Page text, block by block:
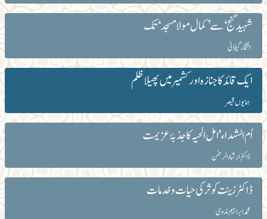
شہید گنج‘ سے ’کمال مولا مسجد‘ تک
افتخار گیلانی
ایک قائد کا جنازہ اور کشمیر میں پھیلا ظلم
ہمایوں قیصر
اُم الشہداء 'امل الحیہ کا جذبۂ عزیمت
ڈاکٹر ارشاد الرحمٰن
ڈاکٹر زینت کوثر کی حیات و خدمات
محمد ابراہیم ندوی